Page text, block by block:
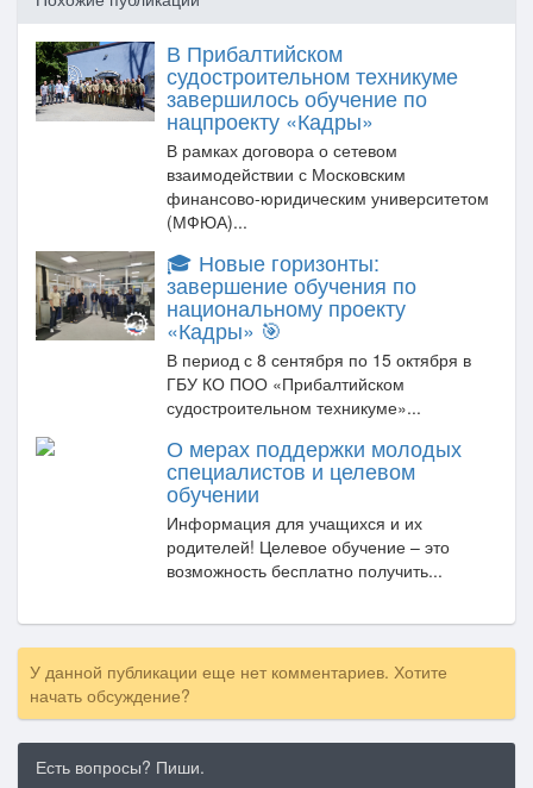
В Прибалтийском
судостроительном техникуме
завершилось обучение по
нацпроекту «Кадры»
В рамках договора о сетевом
взаимодействии с Московским
финансово-юридическим университетом
(МФЮА)...
🎓 Новые горизонты:
завершение обучения по
национальному проекту
«Кадры» 🎯
В период с 8 сентября по 15 октября в
ГБУ КО ПОО «Прибалтийском
судостроительном техникуме»...
О мерах поддержки молодых
специалистов и целевом
обучении
Информация для учащихся и их
родителей! Целевое обучение – это
возможность бесплатно получить...
У данной публикации еще нет комментариев. Хотите
начать обсуждение?
Есть вопросы? Пиши.